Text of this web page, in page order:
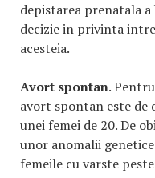
depistarea prenatala
decizie in privinta
acesteia.
Avort spontan.
avort spontan este de
unei femei de 20. De
unor anomalii
femeile cu varste